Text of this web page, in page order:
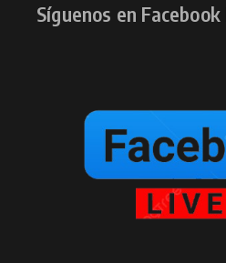
Síguenos en